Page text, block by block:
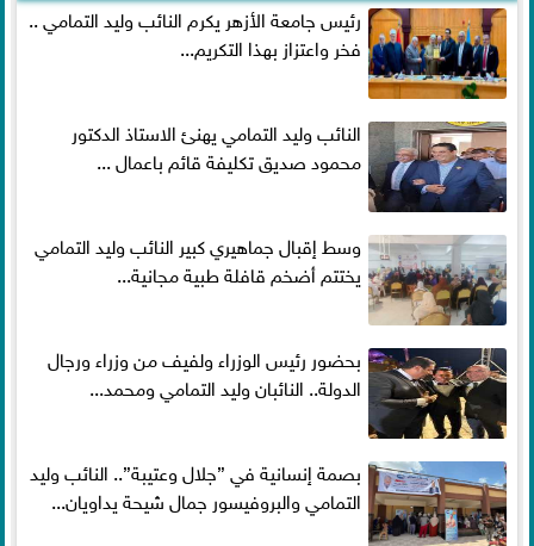
رئيس جامعة الأزهر يكرم النائب وليد التمامي ..
فخر واعتزاز بهذا التكريم...
النائب وليد التمامي يهنئ الاستاذ الدكتور
محمود صديق تكليفة قائم باعمال ...
وسط إقبال جماهيري كبير النائب وليد التمامي
يختتم أضخم قافلة طبية مجانية...
بحضور رئيس الوزراء ولفيف من وزراء ورجال
الدولة.. النائبان وليد التمامي ومحمد...
بصمة إنسانية في ”جلال وعتيبة”.. النائب وليد
التمامي والبروفيسور جمال شيحة يداويان...